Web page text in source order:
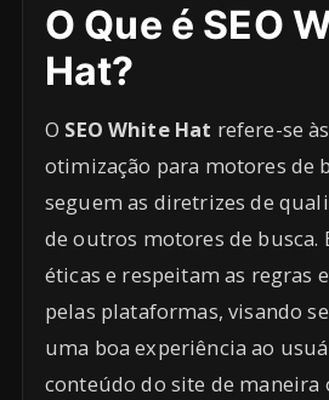
O Que é SEO
Hat?
O SEO White Hat refere-se
otimização para motores de
seguem as diretrizes de
de outros motores de busca.
éticas e respeitam as regras
pelas plataformas, visando
uma boa experiência ao
conteúdo do site de maneira